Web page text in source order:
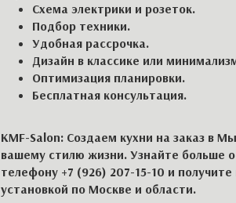
Схема электрики и розеток.
Подбор техники.
Удобная рассрочка.
Дизайн в классике или
Оптимизация планировки.
Бесплатная консультация.
KMF-Salon: Создаем кухни на заказ в
вашему стилю жизни. Узнайте больше
телефону +7 (926) 207-15-10 и
установкой по Москве и области.